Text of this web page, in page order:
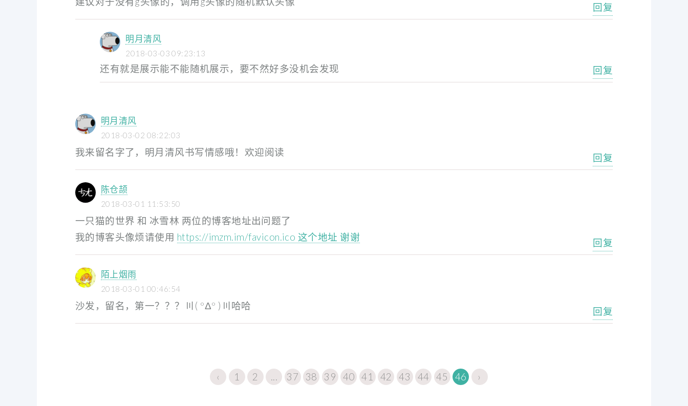
回复
明月清风
2018-03-03 09:23:13
还有就是展示能不能随机展示，要不然好多没机会发现 回复
明月清风
2018-03-02 08:22:03
我来留名字了，明月清风书写情感哦！欢迎阅读 回复
陈仓颉
2018-03-01 11:53:50
一只猫的世界 和 冰雪林 两位的博客地址出问题了
我的博客头像烦请使用 https://imzm.im/favicon.ico 这个地址 谢谢 回复
陌上烟雨
2018-03-01 00:46:54
沙发，留名，第一？？？〣( ºΔº )〣哈哈 回复
‹ 1 2 ... 37 38 39 40 41 42 43 44 45 46 ›